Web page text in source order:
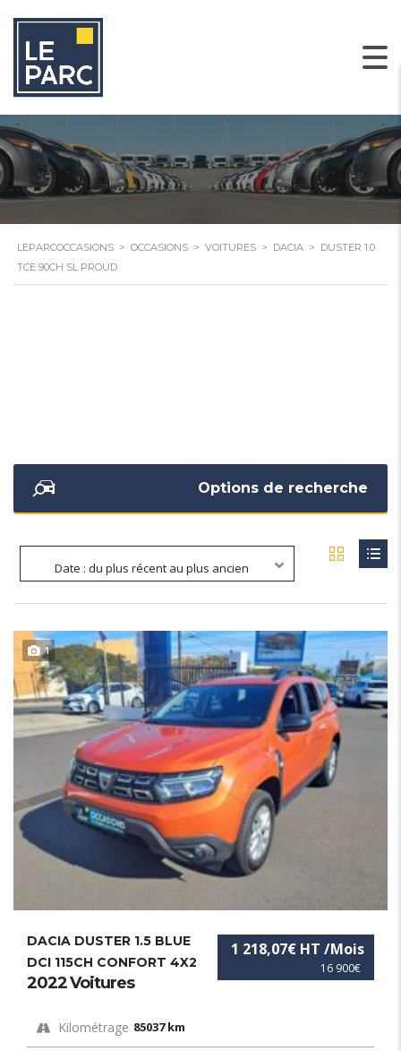
LEPARCOCCASIONS > OCCASIONS > VOITURES > DACIA > DUSTER 1.0
TCE 90CH SL PROUD
Options de recherche
Date : du plus récent au plus ancien
1
16 900€
1 218,07€ HT /Mois
DACIA DUSTER 1.5 BLUE
DCI 115CH CONFORT 4X2
2022 Voitures
Kilométrage 85037 km